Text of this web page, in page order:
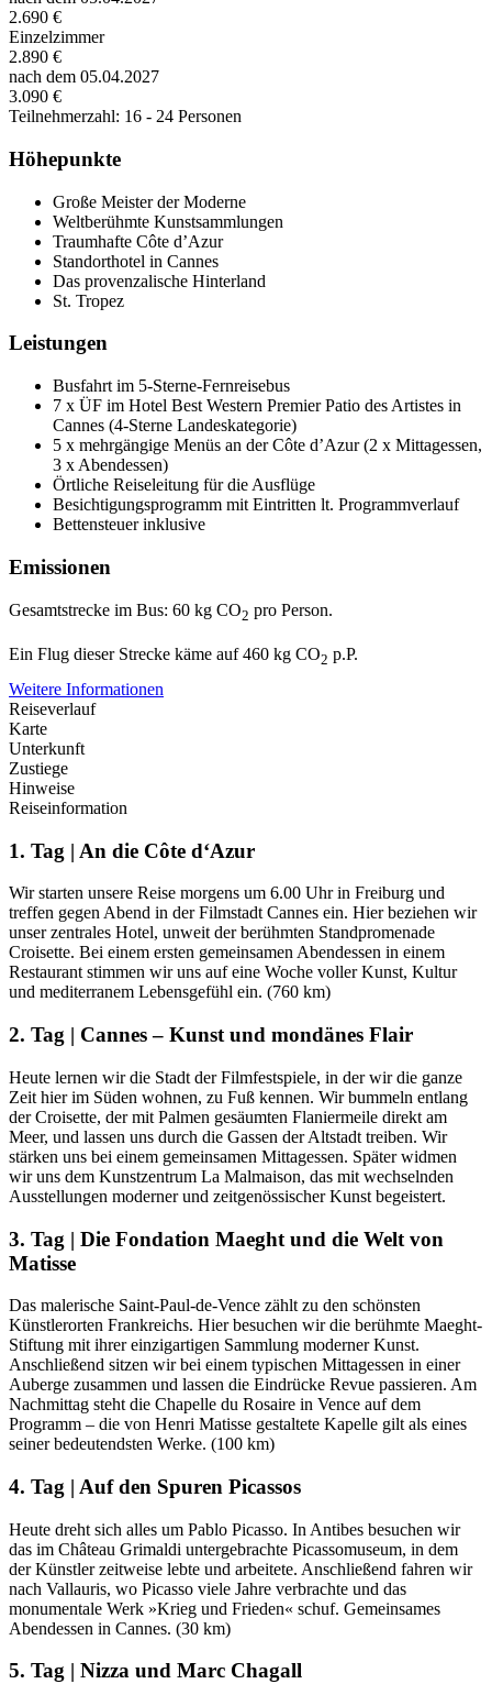
2.690 €
Einzelzimmer
2.890 €
nach dem 05.04.2027
3.090 €
Teilnehmerzahl: 16 - 24 Personen
Höhepunkte
Große Meister der Moderne
Weltberühmte Kunstsammlungen
Traumhafte Côte d’Azur
Standorthotel in Cannes
Das provenzalische Hinterland
St. Tropez
Leistungen
Busfahrt im 5-Sterne-Fernreisebus
7 x ÜF im Hotel Best Western Premier Patio des Artistes in
Cannes (4-Sterne Landeskategorie)
5 x mehrgängige Menüs an der Côte d’Azur (2 x Mittagessen,
3 x Abendessen)
Örtliche Reiseleitung für die Ausflüge
Besichtigungsprogramm mit Eintritten lt. Programmverlauf
Bettensteuer inklusive
Emissionen
Gesamtstrecke im Bus: 60 kg CO2 pro Person.
Ein Flug dieser Strecke käme auf 460 kg CO2 p.P.
Weitere Informationen
Reiseverlauf
Karte
Unterkunft
Zustiege
Hinweise
Reiseinformation
1. Tag | An die Côte d‘Azur
Wir starten unsere Reise morgens um 6.00 Uhr in Freiburg und
treffen gegen Abend in der Filmstadt Cannes ein. Hier beziehen wir
unser zentrales Hotel, unweit der berühmten Standpromenade
Croisette. Bei einem ersten gemeinsamen Abendessen in einem
Restaurant stimmen wir uns auf eine Woche voller Kunst, Kultur
und mediterranem Lebensgefühl ein. (760 km)
2. Tag | Cannes – Kunst und mondänes Flair
Heute lernen wir die Stadt der Filmfestspiele, in der wir die ganze
Zeit hier im Süden wohnen, zu Fuß kennen. Wir bummeln entlang
der Croisette, der mit Palmen gesäumten Flaniermeile direkt am
Meer, und lassen uns durch die Gassen der Altstadt treiben. Wir
stärken uns bei einem gemeinsamen Mittagessen. Später widmen
wir uns dem Kunstzentrum La Malmaison, das mit wechselnden
Ausstellungen moderner und zeitgenössischer Kunst begeistert.
3. Tag | Die Fondation Maeght und die Welt von
Matisse
Das malerische Saint-Paul-de-Vence zählt zu den schönsten
Künstlerorten Frankreichs. Hier besuchen wir die berühmte Maeght-
Stiftung mit ihrer einzigartigen Sammlung moderner Kunst.
Anschließend sitzen wir bei einem typischen Mittagessen in einer
Auberge zusammen und lassen die Eindrücke Revue passieren. Am
Nachmittag steht die Chapelle du Rosaire in Vence auf dem
Programm – die von Henri Matisse gestaltete Kapelle gilt als eines
seiner bedeutendsten Werke. (100 km)
4. Tag | Auf den Spuren Picassos
Heute dreht sich alles um Pablo Picasso. In Antibes besuchen wir
das im Château Grimaldi untergebrachte Picassomuseum, in dem
der Künstler zeitweise lebte und arbeitete. Anschließend fahren wir
nach Vallauris, wo Picasso viele Jahre verbrachte und das
monumentale Werk »Krieg und Frieden« schuf. Gemeinsames
Abendessen in Cannes. (30 km)
5. Tag | Nizza und Marc Chagall